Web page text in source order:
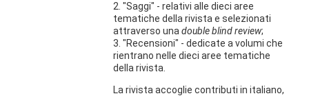
2. "Saggi" - relativi alle dieci aree
tematiche della rivista e selezionati
attraverso unadouble blind review;
3. "Recensioni" - dedicate a volumi che
rientrano nelle dieci aree tematiche
della rivista.
La rivista accoglie contributi in italiano,